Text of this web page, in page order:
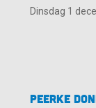
Dinsdag 1
Peerke